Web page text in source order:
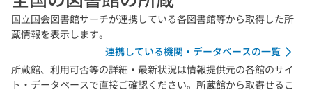
国立国会図書館サーチが連携している各図書館等から取得した所
蔵情報を表示します。
連携している機関・データベースの一覧
所蔵館、利用可否等の詳細・最新状況は情報提供元の各館のサイ
ト・データベースで直接ご確認ください。所蔵館から取寄せるこ